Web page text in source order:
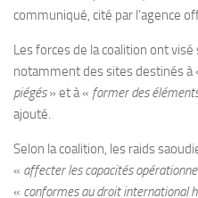
communiqué, cité par l’agence
Les forces de la coalition ont visé
notamment des sites destinés à
piégés» et à « former des
ajouté.
Selon la coalition, les raids
« affecter les capacités
« conformes au droit international